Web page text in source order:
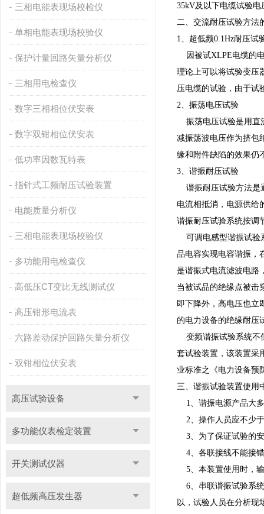
三相电能表现场校检仪
单相电能表现场校验仪
保护计量回路矢量分析仪
三相用电检查仪
数字三相相位伏安表
数字双钳相位伏安表
低功率因数瓦特表
指针式工频耐压试验装置
电能质量分析仪
三相电能表现场校验仪
多功能用电检查仪
高低压CT变比无线测试仪
高压钳形电流表
六路差动保护回路矢量分析仪
双钳相位伏安表
高压试验设备
多功能仪表检定装置
开关测试仪器
超低频高压发生器
35kV及以下电缆试验电
二、交流耐压试验方法
1、超低频0.1Hz耐压试
因被试XLPE电缆的电
理论上可以将试验变压
压电缆的试验，由于试
2、振荡电压试验
振荡电压试验是用直
减振荡波电压作为挤包
缘和附件缺陷的效果仍
3、谐振耐压试验
谐振耐压试验方法是
电流相抵消，电源供给
谐振耐压试验系统按调
可调电感型谐振试验
品电容实现电容谐振，
是谐振式电流滤波电路
当被试品的绝缘点被击
即下降外，高电压也立
的电力设备的绝缘耐压
变频谐振试验系统不
套试验装置，该装置采
业标准之《电力设备预
三、谐振试验装置使用
1、谐振电源产品大
2、操作人员应不少
3、为了保证试验的
4、各联接线不能接
5、本装置使用时，
6、串联谐振试验系统
以，试验人员在分析现